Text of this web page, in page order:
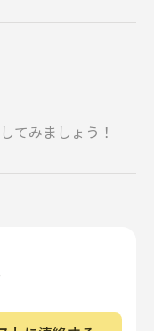
てみましょう！